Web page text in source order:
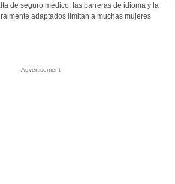
de seguro médico, las barreras de idioma y la
adaptados limitan a muchas mujeres
- Advertisement -